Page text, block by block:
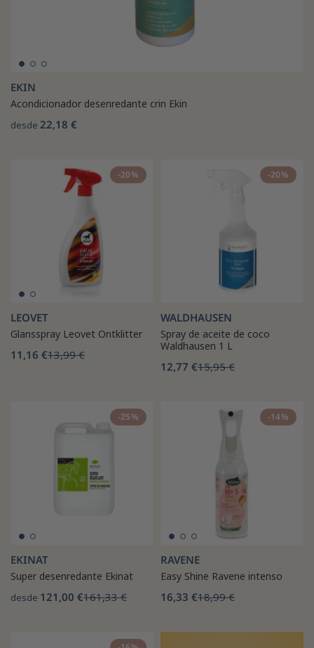
EKIN
Acondicionador desenredante crin Ekin
desde 22,18 €
-20%
LEOVET
Glansspray Leovet Ontklitter
11,16 €13,99 €
-20%
WALDHAUSEN
Spray de aceite de coco
Waldhausen 1 L
12,77 €15,95 €
-25%
EKINAT
Super desenredante Ekinat
desde 121,00 €161,33 €
-14%
RAVENE
Easy Shine Ravene intenso
16,33 €18,99 €